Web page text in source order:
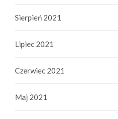
Sierpień 2021
Lipiec 2021
Czerwiec 2021
Maj 2021